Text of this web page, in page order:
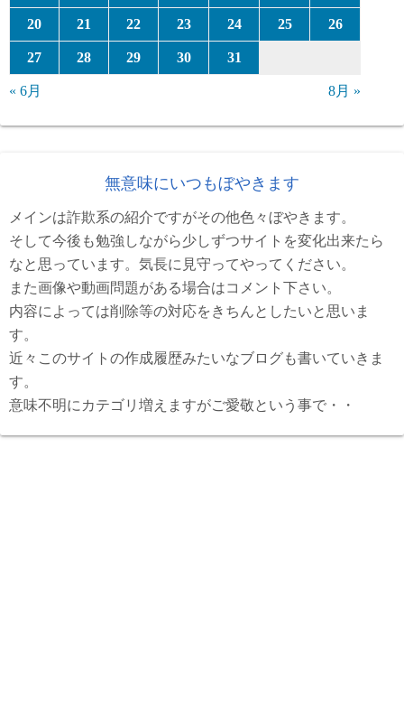
20 21 22 23 24 25 26
27 28 29 30 31
« 6月 8月 »
無意味にいつもぼやきます
メインは詐欺系の紹介ですがその他色々ぼやきます。
そして今後も勉強しながら少しずつサイトを変化出来たら
なと思っています。気長に見守ってやってください。
また画像や動画問題がある場合はコメント下さい。
内容によっては削除等の対応をきちんとしたいと思いま
す。
近々このサイトの作成履歴みたいなブログも書いていきま
す。
意味不明にカテゴリ増えますがご愛敬という事で・・